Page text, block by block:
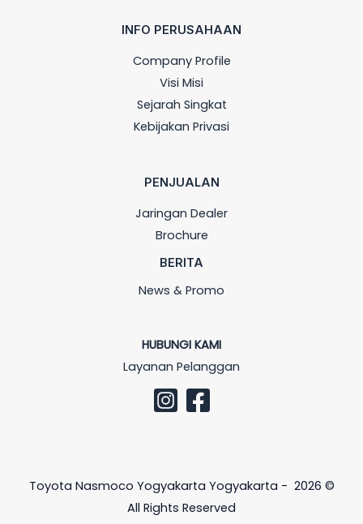
INFO PERUSAHAAN
Company Profile
Visi Misi
Sejarah Singkat
Kebijakan Privasi
PENJUALAN
Jaringan Dealer
Brochure
BERITA
News & Promo
HUBUNGI KAMI
Layanan Pelanggan
Toyota Nasmoco Yogyakarta Yogyakarta - 2026 ©
All Rights Reserved